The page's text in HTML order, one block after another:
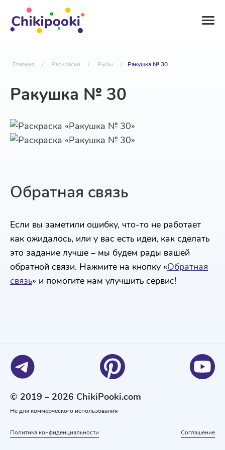
Главная / Раскраски / Рыбы / Ракушка № 30
Ракушка № 30
Обратная связь
Если вы заметили ошибку, что-то не работает
как ожидалось, или у вас есть идеи, как сделать
это задание лучше – мы будем рады вашей
обратной связи. Нажмите на кнопку «Обратная
связь» и помогите нам улучшить сервис!
© 2019 – 2026 ChikiPooki.com
Не для коммерческого использования
Политика конфиденциальности Соглашение